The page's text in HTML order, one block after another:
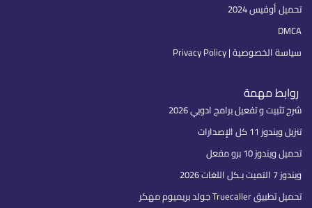
تحميل أوفيس 2024
DMCA
سياسة الخصوصية | Privacy Policy
روابط مهمة
شرح تثبيت و تفعيل برامج ادوبي 2026
تنزيل ويندوز 11 كل الإصدارات
تحميل ويندوز 10 برو مفعل
ويندوز 7 التميت بـكل اللغات 2026
تحميل تطبيق Truecaller جولد بريميوم مهكر